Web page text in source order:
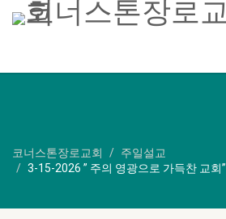
코너스톤장로교회
주일설교
3-15-2026 ” 주의 영광으로 가득찬 교회